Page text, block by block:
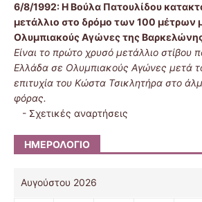
6/8/1992:Η Βούλα Πατουλίδου
μετάλλιο στο δρόμο των 100 μέτρων
Ολυμπιακούς Αγώνες της
Είναι το πρώτο χρυσό μετάλλιο στίβου
Ελλάδα σε Ολυμπιακούς Αγώνες μετά
επιτυχία του Κώστα Τσικλητήρα στο
φόρας.
- Σχετικές αναρτήσεις
ΗΜΕΡΟΛΌΓΙΟ
Αυγούστου 2026